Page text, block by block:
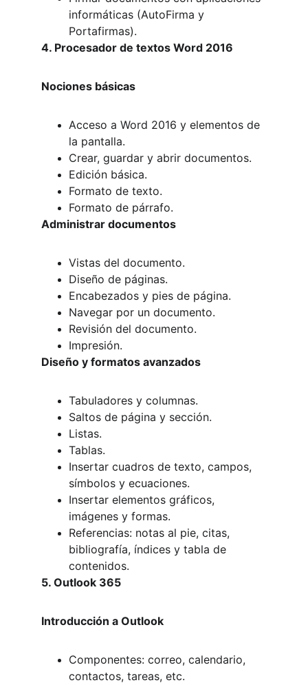
informáticas (AutoFirma y
Portafirmas).
4. Procesador de textos Word 2016
Nociones básicas
Acceso a Word 2016 y elementos de
la pantalla.
Crear, guardar y abrir documentos.
Edición básica.
Formato de texto.
Formato de párrafo.
Administrar documentos
Vistas del documento.
Diseño de páginas.
Encabezados y pies de página.
Navegar por un documento.
Revisión del documento.
Impresión.
Diseño y formatos avanzados
Tabuladores y columnas.
Saltos de página y sección.
Listas.
Tablas.
Insertar cuadros de texto, campos,
símbolos y ecuaciones.
Insertar elementos gráficos,
imágenes y formas.
Referencias: notas al pie, citas,
bibliografía, índices y tabla de
contenidos.
5. Outlook 365
Introducción a Outlook
Componentes: correo, calendario,
contactos, tareas, etc.